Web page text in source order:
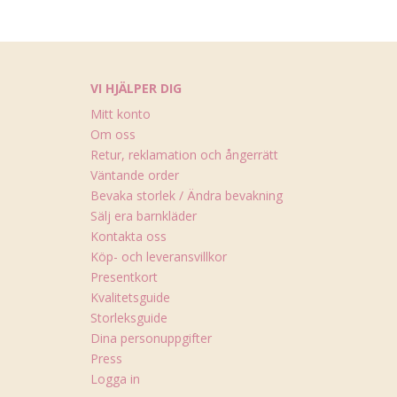
VI HJÄLPER DIG
Mitt konto
Om oss
Retur, reklamation och ångerrätt
Väntande order
Bevaka storlek / Ändra bevakning
Sälj era barnkläder
Kontakta oss
Köp- och leveransvillkor
Presentkort
Kvalitetsguide
Storleksguide
Dina personuppgifter
Press
Logga in